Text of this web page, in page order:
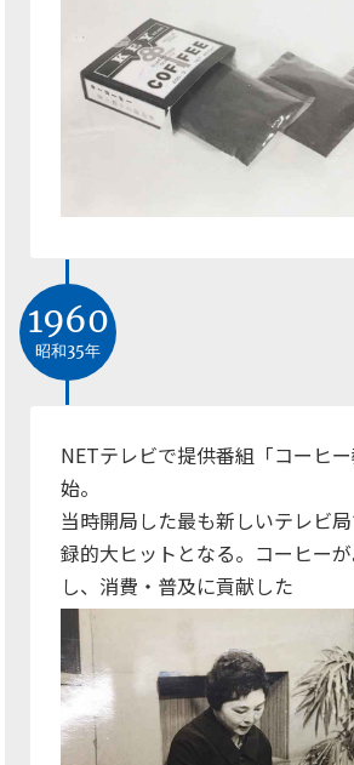
NETテレビで提供番組「コーヒ
始。
当時開局した最も新しいテレビ
録的大ヒットとなる。コーヒー
し、消費・普及に貢献した
1960
昭和35年